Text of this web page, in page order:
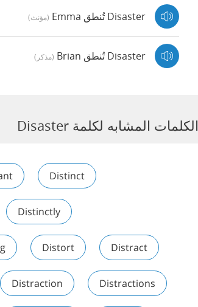
Disaster تُنطق Emma (مؤنث)
Disaster تُنطق Brian (مذكر)
الكلمات المشابه لكلمة Disaster
Distinct
Distinctly
Distort Distract
Distraction Distractions